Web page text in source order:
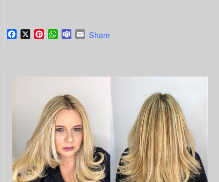
Facebook
X PinterestWhatsApp
TeamsEmail
Share